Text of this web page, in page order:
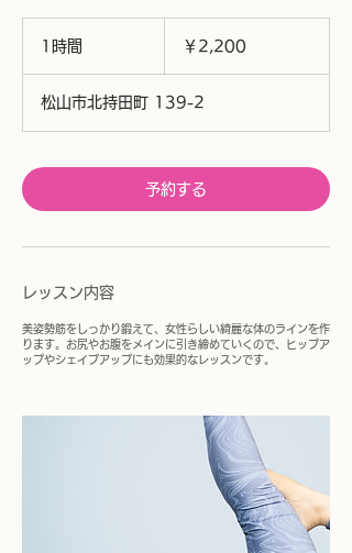
1時間 ￥2,200
松山市北持田町 139-2
予約する
レッスン内容
美姿勢筋をしっかり鍛えて、女性らしい綺麗な体のラインを作
ります。お尻やお腹をメインに引き締めていくので、ヒップア
ップやシェイプアップにも効果的なレッスンです。